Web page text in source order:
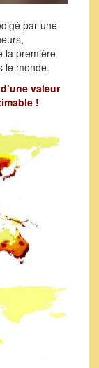
par une
la première
le monde.
valeur
!